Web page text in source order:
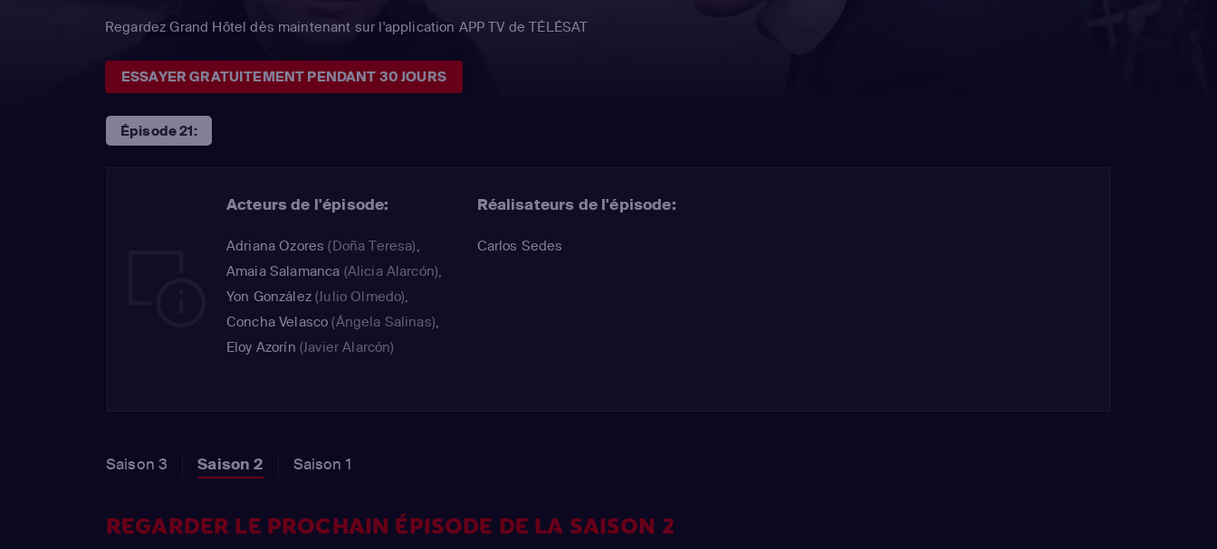
Regardez Grand Hôtel dès maintenant sur l'application APP TV de TÉLÉSAT
ESSAYER GRATUITEMENT PENDANT 30 JOURS
Épisode 21:
Acteurs de l'épisode:
Adriana Ozores (Doña Teresa),
Amaia Salamanca (Alicia Alarcón),
Yon González(Julio Olmedo),
Concha Velasco (Ángela Salinas),
Eloy Azorín (Javier Alarcón)
Réalisateurs de l'épisode:
Carlos Sedes
Saison 3 Saison 2 Saison 1
REGARDER LE PROCHAIN ÉPISODE DE LA SAISON 2